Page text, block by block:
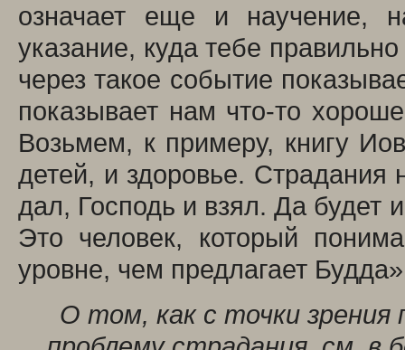
означает еще и научение,
указание, куда тебе
через такое событие
показывает нам что-то
Возьмем, к примеру, книгу
детей, и здоровье. Страдания
дал, Господь и взял. Да будет
Это человек, который
уровне, чем предлагает Будда»
О том, как с точки зрения